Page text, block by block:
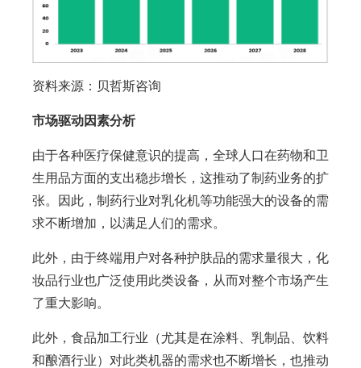
资料来源：贝哲斯咨询
市场驱动因素分析
由于各种医疗保健意识的提高，全球人口在药物和卫
生用品方面的支出稳步增长，这推动了制药业务的扩
张。因此，制药行业对乳化机等功能强大的设备的需
求不断增加，以满足人们的需求。
此外，由于终端用户对各种护肤品的需求量很大，化
妆品行业也广泛使用此类设备，从而对整个市场产生
了重大影响。
此外，食品加工行业（尤其是在涂料、乳制品、饮料
和酿酒行业）对此类机器的需求也不断增长，也推动